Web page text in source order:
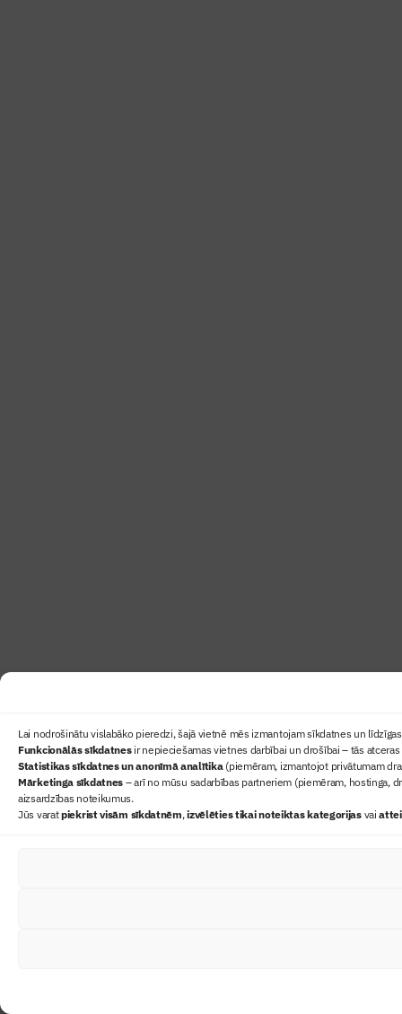
Lai nodrošinātu vislabāko pieredzi, šajā vietnē mēs izmantojam sīkdatnes un
Funkcionālās sīkdatnesir nepieciešamas vietnes darbībai un drošībai – tās
Statistikas sīkdatnes un anonīmā analītika(piemēram, izmantojot privātumam
Mārketinga sīkdatnes – arī no mūsu sadarbības partneriem (piemēram, hostinga,
aizsardzības noteikumus.
Jūs varatpiekrist visām sīkdatnēm,izvēlēties tikai noteiktas kategorijasvai